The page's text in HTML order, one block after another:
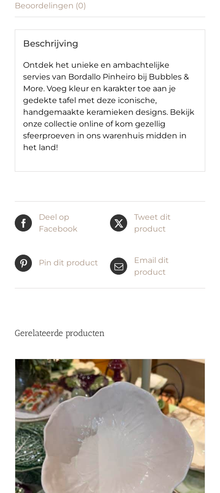
Beoordelingen (0)
Beschrijving
Ontdek het unieke en ambachtelijke
servies van Bordallo Pinheiro bij Bubbles &
More. Voeg kleur en karakter toe aan je
gedekte tafel met deze iconische,
handgemaakte keramieken designs. Bekijk
onze collectie online of kom gezellig
sfeerproeven in ons warenhuis midden in
het land!
Deel op
Facebook
Tweet dit
product
Pin dit product
Email dit
product
Gerelateerde producten